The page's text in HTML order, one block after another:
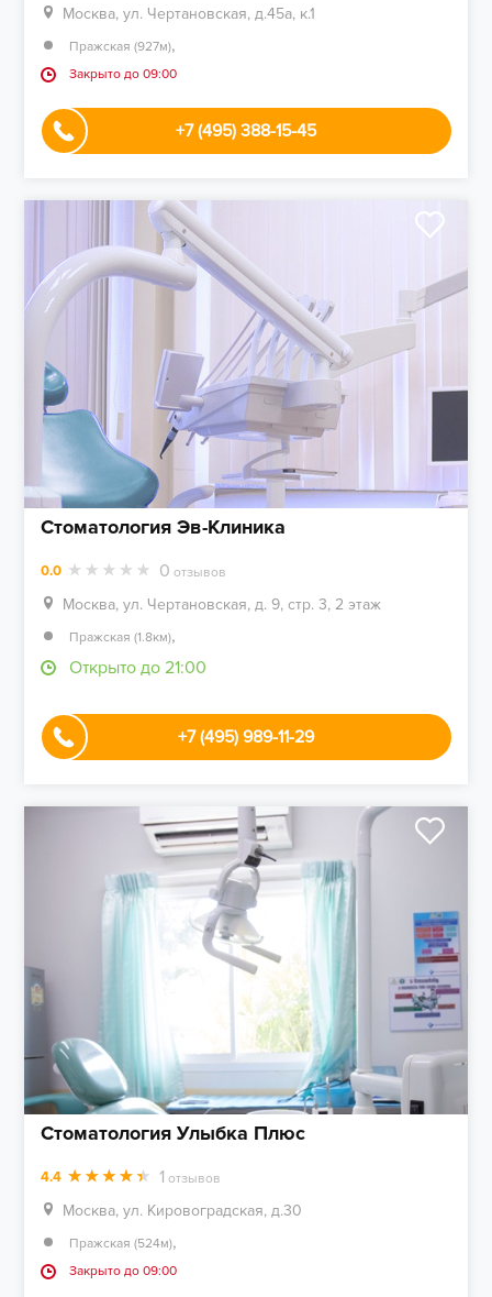
Москва, ул. Чертановская, д.45а, к.1
Пражская (927м),
Закрыто до 09:00
+7 (495) 388-15-45
Стоматология Эв-Клиника
0.0 0 отзывов
Москва, ул. Чертановская, д. 9, стр. 3, 2 этаж
Пражская (1.8км),
Открыто до 21:00
+7 (495) 989-11-29
Стоматология Улыбка Плюс
4.4 1 отзывов
Москва, ул. Кировоградская, д.30
Пражская (524м),
Закрыто до 09:00